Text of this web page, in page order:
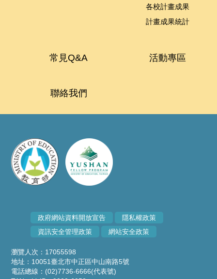
各校計畫成果
計畫成果統計
常見Q&A 活動專區
聯絡我們
政府網站資料開放宣告
隱私權政策
資訊安全管理政策
網站安全政策
瀏覽人次：17055598
地址：10051臺北市中正區中山南路5號
電話總線：(02)7736-6666(代表號)